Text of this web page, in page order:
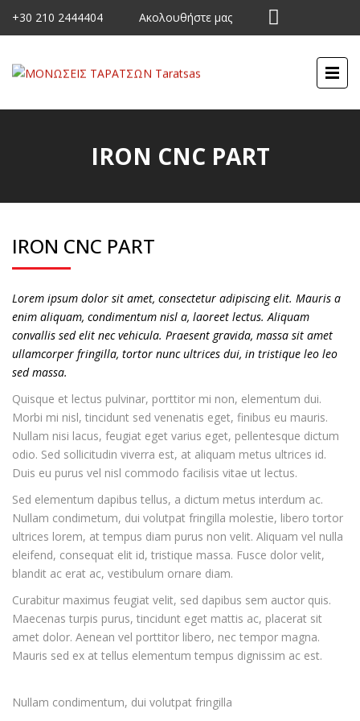
+30 210 2444404 Ακολουθήστε μας
IRON CNC PART
IRON CNC PART
Lorem ipsum dolor sit amet, consectetur adipiscing elit. Mauris a
enim aliquam, condimentum nisl a, laoreet lectus. Aliquam
convallis sed elit nec vehicula. Praesent gravida, massa sit amet
ullamcorper fringilla, tortor nunc ultrices dui, in tristique leo leo
sed massa.
Quisque et lectus pulvinar, porttitor mi non, elementum dui.
Morbi mi nisl, tincidunt sed venenatis eget, finibus eu mauris.
Nullam nisi lacus, feugiat eget varius eget, pellentesque dictum
odio. Sed sollicitudin viverra est, at aliquam metus ultrices id.
Duis eu purus vel nisl commodo facilisis vitae ut lectus.
Sed elementum dapibus tellus, a dictum metus interdum ac.
Nullam condimetum, dui volutpat fringilla molestie, libero tortor
ultrices lorem, at tempus diam purus non velit. Aliquam vel nulla
eleifend, consequat elit id, tristique massa. Fusce dolor velit,
blandit ac erat ac, vestibulum ornare diam.
Curabitur maximus feugiat velit, sed dapibus sem auctor quis.
Maecenas turpis purus, tincidunt eget mattis ac, placerat sit
amet dolor. Aenean vel porttitor libero, nec tempor magna.
Mauris sed ex at tellus elementum tempus dignissim ac est.
Nullam condimentum, dui volutpat fringilla